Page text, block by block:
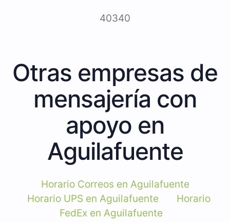
40340
Otras empresas de
mensajería con
apoyo en
Aguilafuente
Horario Correos en Aguilafuente
Horario UPS en Aguilafuente
Horario
FedEx en Aguilafuente